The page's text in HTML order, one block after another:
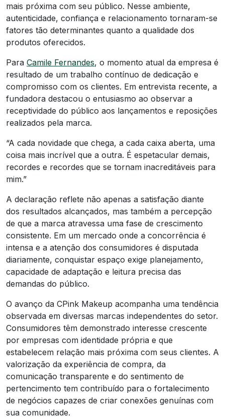
mais próxima com seu público. Nesse ambiente,
autenticidade, confiança e relacionamento tornaram-se
fatores tão determinantes quanto a qualidade dos
produtos oferecidos.
Para Camile Fernandes, o momento atual da empresa é
resultado de um trabalho contínuo de dedicação e
compromisso com os clientes. Em entrevista recente, a
fundadora destacou o entusiasmo ao observar a
receptividade do público aos lançamentos e reposições
realizados pela marca.
“A cada novidade que chega, a cada caixa aberta, uma
coisa mais incrível que a outra. É espetacular demais,
recordes e recordes que se tornam inacreditáveis para
mim.”
A declaração reflete não apenas a satisfação diante
dos resultados alcançados, mas também a percepção
de que a marca atravessa uma fase de crescimento
consistente. Em um mercado onde a concorrência é
intensa e a atenção dos consumidores é disputada
diariamente, conquistar espaço exige planejamento,
capacidade de adaptação e leitura precisa das
demandas do público.
O avanço da CPink Makeup acompanha uma tendência
observada em diversas marcas independentes do setor.
Consumidores têm demonstrado interesse crescente
por empresas com identidade própria e que
estabelecem relação mais próxima com seus clientes. A
valorização da experiência de compra, da
comunicação transparente e do sentimento de
pertencimento tem contribuído para o fortalecimento
de negócios capazes de criar conexões genuínas com
sua comunidade.